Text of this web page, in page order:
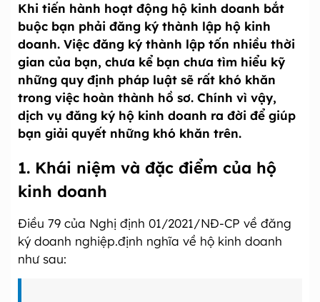
Khi tiến hành hoạt động hộ kinh doanh bắt
buộc bạn phải đăng ký thành lập hộ kinh
doanh. Việc đăng ký thành lập tốn nhiều thời
gian của bạn, chưa kể bạn chưa tìm hiểu kỹ
những quy định pháp luật sẽ rất khó khăn
trong việc hoàn thành hồ sơ. Chính vì vậy,
dịch vụ đăng ký hộ kinh doanh ra đời để giúp
bạn giải quyết những khó khăn trên.
1. Khái niệm và đặc điểm của hộ
kinh doanh
Điều 79 của Nghị định 01/2021/NĐ-CP về đăng
ký doanh nghiệp.định nghĩa về hộ kinh doanh
như sau: